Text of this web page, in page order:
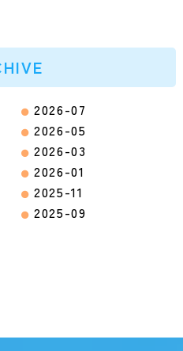
2026-07
2026-05
2026-03
2026-01
2025-11
2025-09